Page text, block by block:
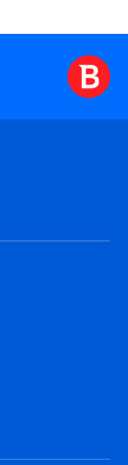
7 con
anno
di
rinnovo
I prezzi
e-mail,